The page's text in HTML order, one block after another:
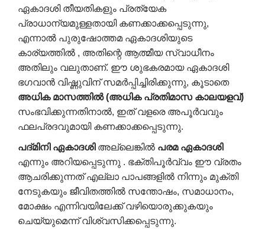
ഏകാദശി തീയതികളും പ്രത്യേക
പ്രാധാന്യമുള്ളതായി കണക്കാക്കപ്പെടുന്നു,
എന്നാൽ പുരുഷോത്തമ ഏകാദശിയുടെ
കാര്യത്തിൽ , അതിന്റെ ആത്മീയ സ്വാധീനം
അതിലും വലുതാണ്. ഈ ശുഭകരമായ ഏകാദശി
ഭഗവാൻ വിഷ്ണുവിന് സമർപ്പിച്ചിരിക്കുന്നു, കൂടാതെ
അധിക മാസത്തിൽ (അധിക പ്രതിമാസ കാലയളവ്)
സംഭവിക്കുന്നതിനാൽ, ഇത് വളരെ അപൂർവവും
ഫലപ്രദവുമായി കണക്കാക്കപ്പെടുന്നു.
പദ്മിനി ഏകാദശി അല്ലെങ്കിൽ പരമ ഏകാദശി
എന്നും അറിയപ്പെടുന്നു . ഭക്തിപൂർവ്വം ഈ വ്രതം
ആചരിക്കുന്നത് എല്ലാ പാപങ്ങളിൽ നിന്നും മുക്തി
നേടുകയും ജീവിതത്തിൽ സന്തോഷം, സമാധാനം,
മോക്ഷം എന്നിവയിലേക്ക് വഴിയൊരുക്കുകയും
ചെയ്യുമെന്ന് വിശ്വസിക്കപ്പെടുന്നു.